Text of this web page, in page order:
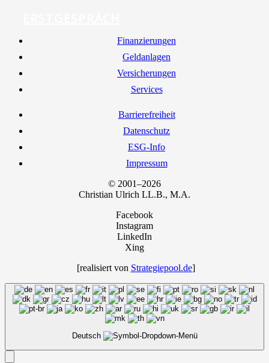
Finan­zie­run­gen
Geld­an­la­gen
Ver­si­che­run­gen
Ser­vices
Bar­rie­re­frei­heit
Daten­schutz
ESG-Info
Impres­sum
© 2001–2026
Chris­ti­an Ulrich LL.B., M.A.
Facebook
Instagram
LinkedIn
Xing
[rea­li­siert von Strategiepool.de]
Deutsch